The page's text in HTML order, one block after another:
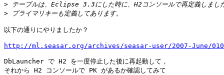
>
>
以下の通りにやりましたか？
http://ml.seasar.org/archives/seasar-user/2007-June/
DbLauncher で H2 を一度停止した後に再起動して，
それから H2 コンソールで PK があるか確認してみて